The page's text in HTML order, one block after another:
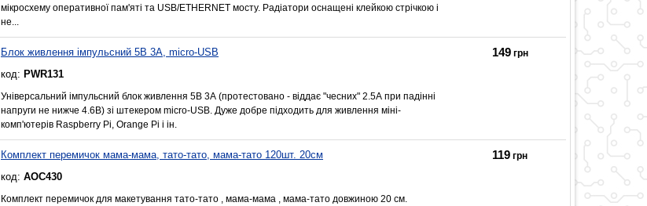
мікросхему оперативної пам'яті та USB/ETHERNET мосту. Радіатори оснащені клейкою стрічкою і
не...
Блок живлення імпульсний 5В 3А, micro-USB
код: PWR131
Універсальний імпульсний блок живлення 5В 3А (протестовано - віддає "чесних" 2.5А при падінні
напруги не нижче 4.6В) зі штекером micro-USB. Дуже добре підходить для живлення міні-
комп'ютерів Raspberry Pi, Orange Pi і ін.
149грн
Комплект перемичок мама-мама, тато-тато, мама-тато 120шт. 20см
код: AOC430
Комплект перемичок для макетування тато-тато , мама-мама , мама-тато довжиною 20 см.
119 грн